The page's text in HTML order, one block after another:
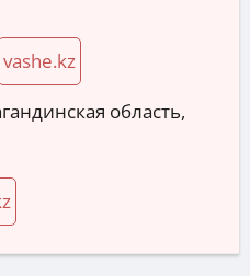
vashe.kz
область,